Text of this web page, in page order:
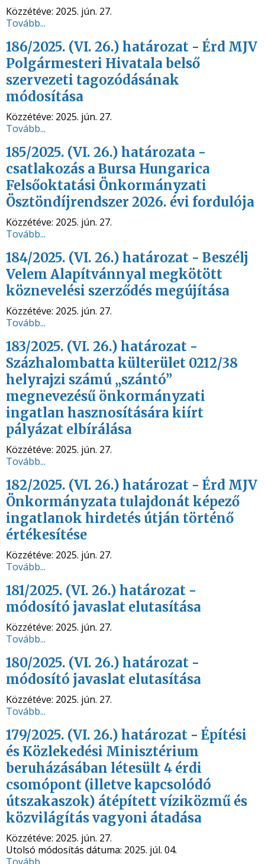
Közzétéve: 2025. jún. 27.
Tovább...
186/2025. (VI. 26.) határozat - Érd MJV
Polgármesteri Hivatala belső
szervezeti tagozódásának
módosítása
Közzétéve: 2025. jún. 27.
Tovább...
185/2025. (VI. 26.) határozata -
csatlakozás a Bursa Hungarica
Felsőoktatási Önkormányzati
Ösztöndíjrendszer 2026. évi fordulója
Közzétéve: 2025. jún. 27.
Tovább...
184/2025. (VI. 26.) határozat - Beszélj
Velem Alapítvánnyal megkötött
köznevelési szerződés megújítása
Közzétéve: 2025. jún. 27.
Tovább...
183/2025. (VI. 26.) határozat -
Százhalombatta külterület 0212/38
helyrajzi számú „szántó”
megnevezésű önkormányzati
ingatlan hasznosítására kiírt
pályázat elbírálása
Közzétéve: 2025. jún. 27.
Tovább...
182/2025. (VI. 26.) határozat - Érd MJV
Önkormányzata tulajdonát képező
ingatlanok hirdetés útján történő
értékesítése
Közzétéve: 2025. jún. 27.
Tovább...
181/2025. (VI. 26.) határozat -
módosító javaslat elutasítása
Közzétéve: 2025. jún. 27.
Tovább...
180/2025. (VI. 26.) határozat -
módosító javaslat elutasítása
Közzétéve: 2025. jún. 27.
Tovább...
179/2025. (VI. 26.) határozat - Építési
és Közlekedési Minisztérium
beruházásában létesült 4 érdi
csomópont (illetve kapcsolódó
útszakaszok) átépített víziközmű és
közvilágítás vagyoni átadása
Közzétéve: 2025. jún. 27.
Utolsó módosítás dátuma: 2025. júl. 04.